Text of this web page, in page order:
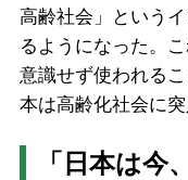
高齢社会」という
るようになった。
意識せず使われる
本は高齢化社会に
「日本は今